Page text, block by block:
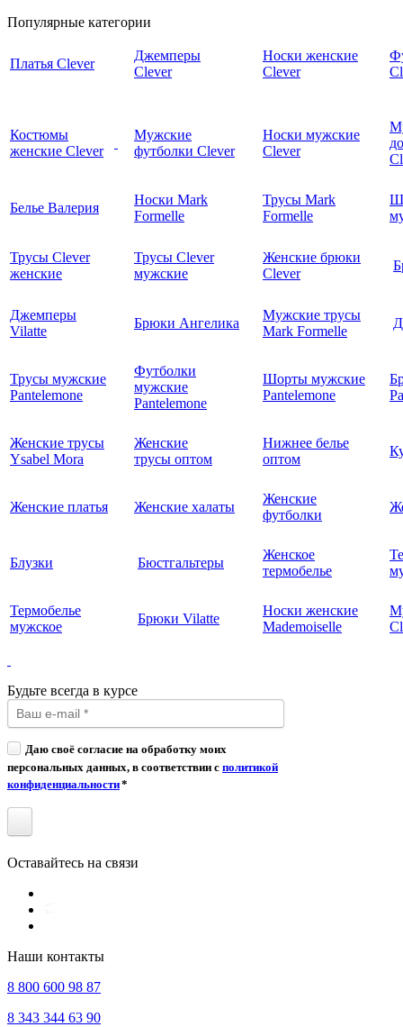
Популярные категории
Платья Clever
Джемперы
Clever
Носки женские
Clever
Костюмы
женские Clever
Мужские
футболки Clever
Носки мужские
Clever
Белье Валерия
Носки Mark
Formelle
Трусы Mark
Formelle
Трусы Clever
женские
Трусы Clever
мужские
Женские брюки
Clever
Джемперы
Vilatte
Брюки Ангелика
Мужские трусы
Mark Formelle
Трусы мужские
Pantelemone
Футболки
мужские
Pantelemone
Шорты мужские
Pantelemone
Женские трусы
Ysabel Mora
Женские
трусы оптом
Нижнее белье
оптом
Женские платья Женские халаты
Женские
футболки
Блузки Бюстгальтеры
Женское
термобелье
Термобелье
мужское
Брюки Vilatte
Носки женские
Mademoiselle
Будьте всегда в курсе
Даю своё согласие на обработку моих
персональных данных, в соответствии с политикой
конфиденциальности*
Оставайтесь на связи
Наши контакты
8 800 600 98 87
8 343 344 63 90